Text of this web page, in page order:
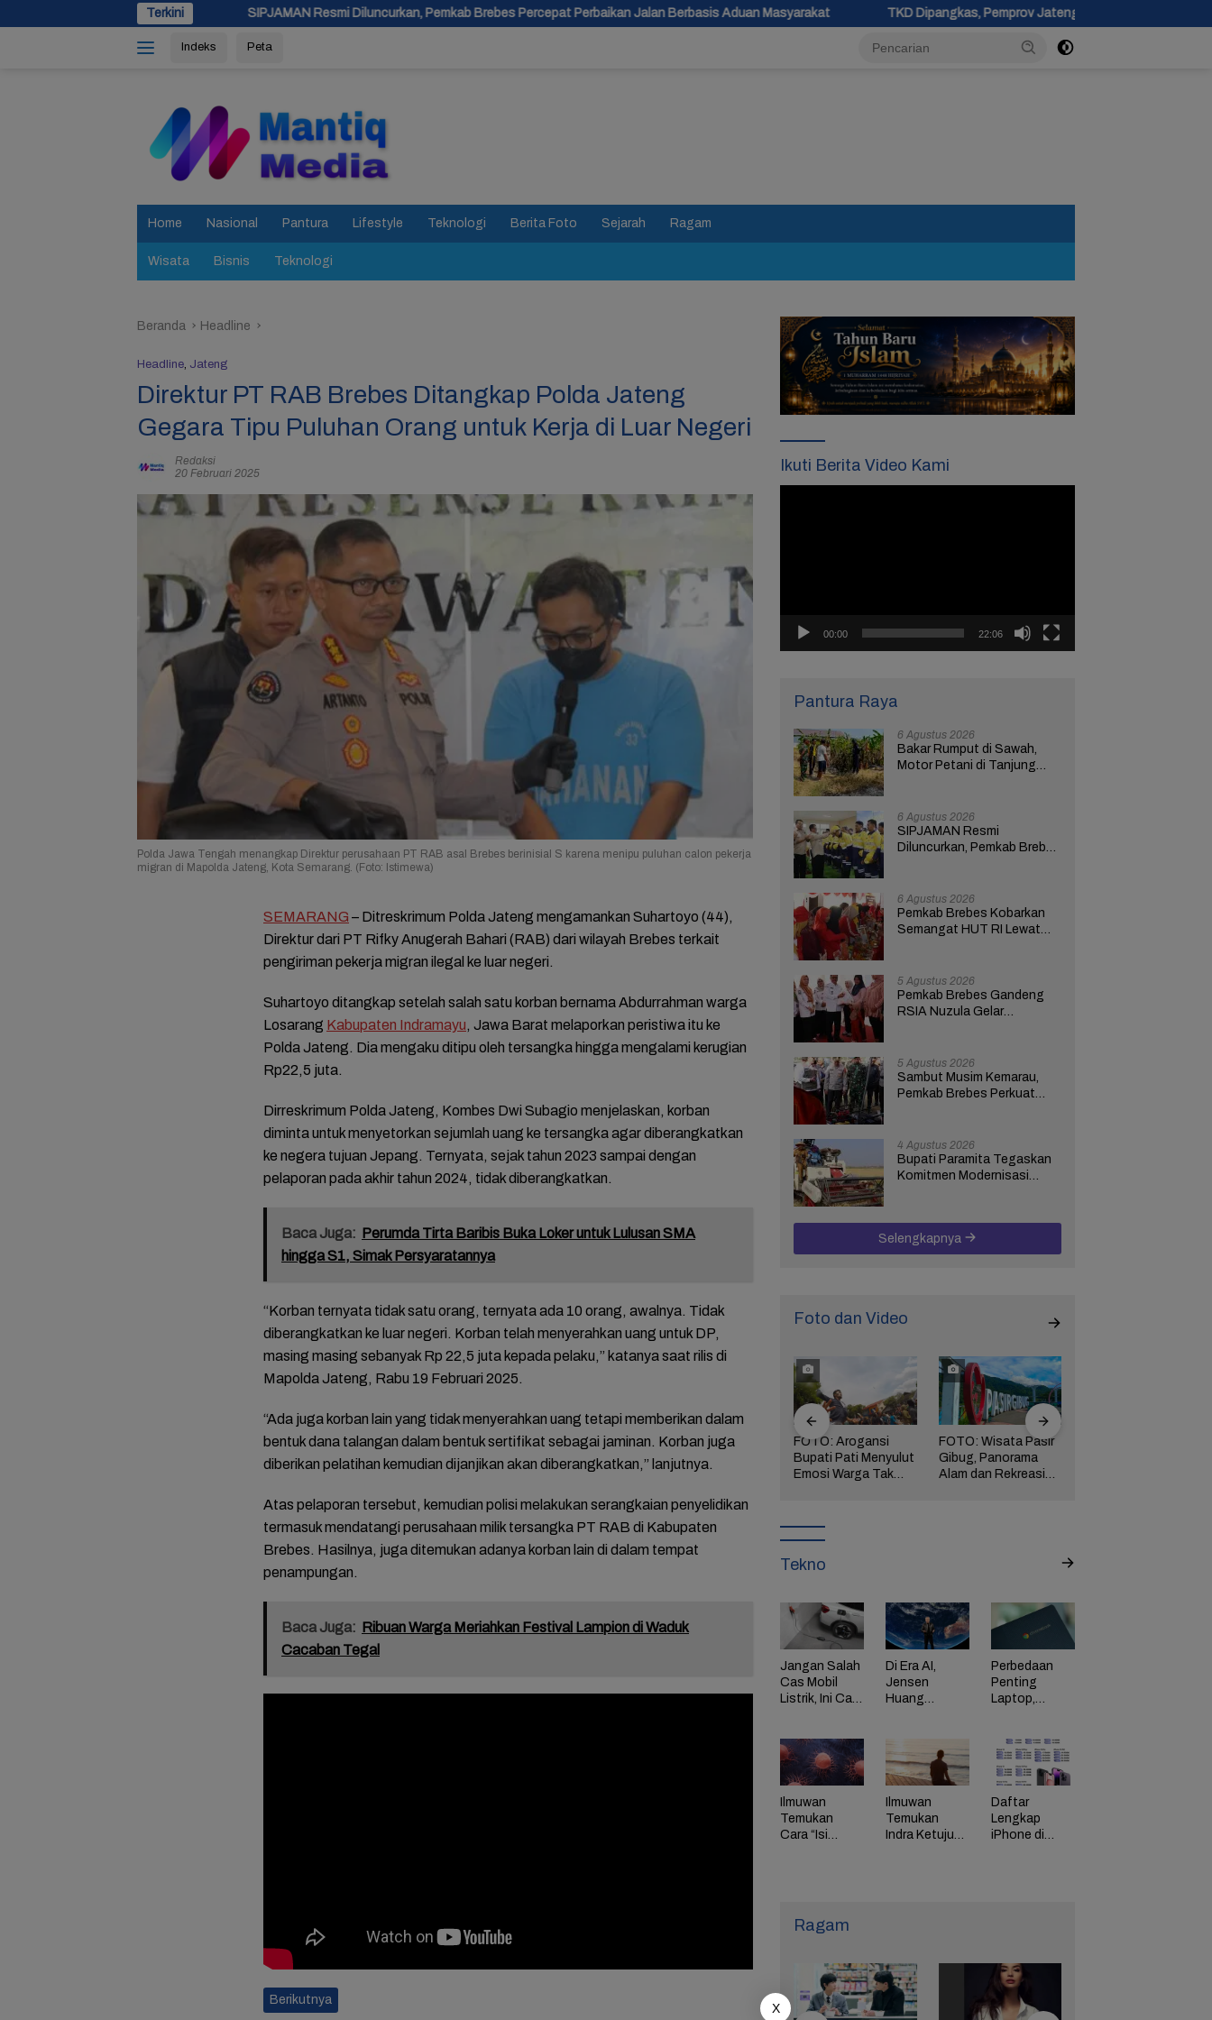
ke
Terkini
SIPJAMAN Resmi Diluncurkan, Pemkab Brebes Percepat Perbaikan Jalan Berbasis Aduan Masyarakat TKD Dipangkas, Pemprov Jateng Pastikan Tak Ada Kendala Pembayaran Gaji
Indeks Peta
Home Nasional Pantura Lifestyle Teknologi Berita Foto Sejarah Ragam
Wisata Bisnis Teknologi
Beranda Headline
Headline, Jateng
Direktur PT RAB Brebes Ditangkap Polda Jateng
Gegara Tipu Puluhan Orang untuk Kerja di Luar Negeri
Redaksi
20 Februari 2025
Polda Jawa Tengah menangkap Direktur perusahaan PT RAB asal Brebes berinisial S karena menipu puluhan calon pekerja
migran di Mapolda Jateng, Kota Semarang. (Foto: Istimewa)
SEMARANG – Ditreskrimum Polda Jateng mengamankan Suhartoyo (44),
Direktur dari PT Rifky Anugerah Bahari (RAB) dari wilayah Brebes terkait
pengiriman pekerja migran ilegal ke luar negeri.
Suhartoyo ditangkap setelah salah satu korban bernama Abdurrahman warga
Losarang Kabupaten Indramayu, Jawa Barat melaporkan peristiwa itu ke
Polda Jateng. Dia mengaku ditipu oleh tersangka hingga mengalami kerugian
Rp22,5 juta.
Dirreskrimum Polda Jateng, Kombes Dwi Subagio menjelaskan, korban
diminta untuk menyetorkan sejumlah uang ke tersangka agar diberangkatkan
ke negera tujuan Jepang. Ternyata, sejak tahun 2023 sampai dengan
pelaporan pada akhir tahun 2024, tidak diberangkatkan.
Baca Juga: Perumda Tirta Baribis Buka Loker untuk Lulusan SMA
hingga S1, Simak Persyaratannya
“Korban ternyata tidak satu orang, ternyata ada 10 orang, awalnya. Tidak
diberangkatkan ke luar negeri. Korban telah menyerahkan uang untuk DP,
masing masing sebanyak Rp 22,5 juta kepada pelaku,” katanya saat rilis di
Mapolda Jateng, Rabu 19 Februari 2025.
“Ada juga korban lain yang tidak menyerahkan uang tetapi memberikan dalam
bentuk dana talangan dalam bentuk sertifikat sebagai jaminan. Korban juga
diberikan pelatihan kemudian dijanjikan akan diberangkatkan,” lanjutnya.
Atas pelaporan tersebut, kemudian polisi melakukan serangkaian penyelidikan
termasuk mendatangi perusahaan milik tersangka PT RAB di Kabupaten
Brebes. Hasilnya, juga ditemukan adanya korban lain di dalam tempat
penampungan.
Baca Juga: Ribuan Warga Meriahkan Festival Lampion di Waduk
Cacaban Tegal
Berikutnya
Ikuti Berita Video Kami
00:00 22:06
Pantura Raya
6 Agustus 2026
Bakar Rumput di Sawah,
Motor Petani di Tanjung
6 Agustus 2026
SIPJAMAN Resmi
Diluncurkan, Pemkab Brebes
6 Agustus 2026
Pemkab Brebes Kobarkan
Semangat HUT RI Lewat
5 Agustus 2026
Pemkab Brebes Gandeng
RSIA Nuzula Gelar
5 Agustus 2026
Sambut Musim Kemarau,
Pemkab Brebes Perkuat
4 Agustus 2026
Bupati Paramita Tegaskan
Komitmen Modernisasi
Selengkapnya
Foto dan Video
FOTO: Khidmat dan
Mariah Agenda
Tasyakuran Sambut
Mitha-Wurja
FOTO: Daya Tarik
Taman Bunga
Celosia Semarang,
yang Digandrungi
Wisatawan
FOTO: Wisata
Kebun Teh Kaligua
Brebes Dipenuhi
Terbawa Banjir
Bandang
FOTO: Arogansi
Bupati Pati Menyulut
Emosi Warga Tak
Kekuasaan!
FOTO: Wisata Pasir
Gibug, Panorama
Alam dan Rekreasi
Tekno
Jangan Salah
Cas Mobil
Listrik, Ini Cara
PLN di HP
Di Era AI,
Jensen
Huang
Karyawan
Tinggi
Perbedaan
Penting
Laptop,
Ilmuwan
Temukan
Cara “Isi
Ilmuwan
Temukan
Indra Ketujuh
Daftar
Lengkap
iPhone di
Ragam
X